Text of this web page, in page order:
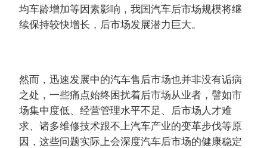
均车龄增加等因素影响，我国汽车后市场规模将继
续保持较快增长，后市场发展潜力巨大。
然而，迅速发展中的汽车售后市场也并非没有诟病
之处，一些痛点始终困扰着后市场从业者，譬如市
场集中度低、经营管理水平不足、后市场人才难
求、诸多维修技术跟不上汽车产业的变革步伐等原
因，这些问题实际上会深度汽车后市场的健康稳定